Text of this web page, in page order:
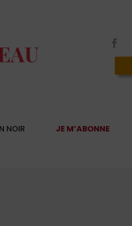
NOIR JE M’ABONNE